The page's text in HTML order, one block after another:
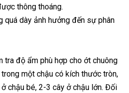
thông thoáng.
quá dày ảnh hưởng đến sự phân
tra độ ẩm phù hợp cho ớt chuông
trong một chậu có kích thước tròn,
chậu bé, 2-3 cây ở chậu lớn. Đối